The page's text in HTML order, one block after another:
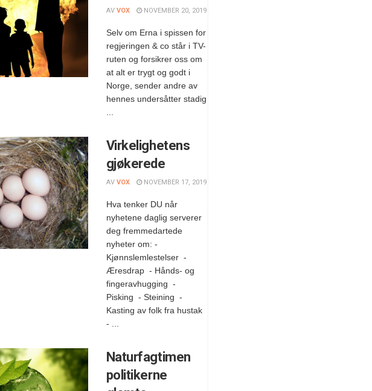
AV VOX NOVEMBER 20, 2019
Selv om Erna i spissen for
regjeringen & co står i TV-
ruten og forsikrer oss om
at alt er trygt og godt i
Norge, sender andre av
hennes undersåtter stadig
Virkelighetens
gjøkerede
AV VOX NOVEMBER 17, 2019
Hva tenker DU når
nyhetene daglig serverer
deg fremmedartede
nyheter om: -
Kjønnslemlestelser -
Æresdrap - Hånds- og
fingeravhugging -
Pisking - Steining -
Kasting av folk fra hustak
- ...
Naturfagtimen
politikerne